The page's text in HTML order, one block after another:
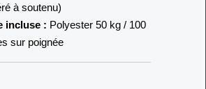
à soutenu)
incluse : Polyester 50 kg / 100
sur poignée